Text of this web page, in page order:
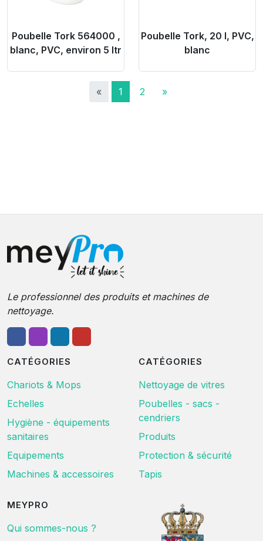
Poubelle Tork 564000 ,
blanc, PVC, environ 5 ltr
Poubelle Tork, 20 l, PVC,
blanc
« 1 2 »
Le professionnel des produits et machines de
nettoyage.
CATÉGORIES
Chariots & Mops
Echelles
Hygiène - équipements
sanitaires
Equipements
Machines & accessoires
CATÉGORIES
Nettoyage de vitres
Poubelles - sacs -
cendriers
Produits
Protection & sécurité
Tapis
MEYPRO
Qui sommes-nous ?